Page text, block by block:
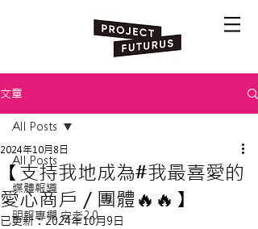
文章
All Posts
媒體報導
明報專欄 安老2.0
All Posts
【支持我地成為#我最喜愛的
愛心商戶／團體🔥🔥】
2024年10月8日
已更新：2024年10月9日